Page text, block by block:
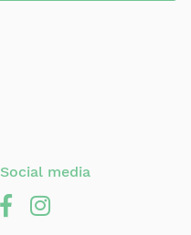
Social media